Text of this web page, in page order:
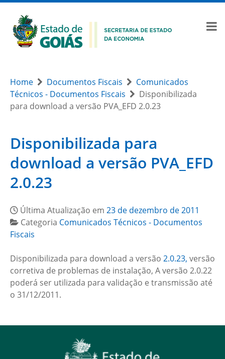
Home Documentos Fiscais
Comunicados
Técnicos - Documentos Fiscais
Disponibilizada
para download a versão PVA_EFD 2.0.23
Disponibilizada para
download a versão PVA_EFD
2.0.23
Última Atualização em 23 de dezembro de 2011
Categoria Comunicados Técnicos - Documentos
Fiscais
Disponibilizada para download a versão 2.0.23, versão
corretiva de problemas de instalação, A versão 2.0.22
poderá ser utilizada para validação e transmissão até
o 31/12/2011.